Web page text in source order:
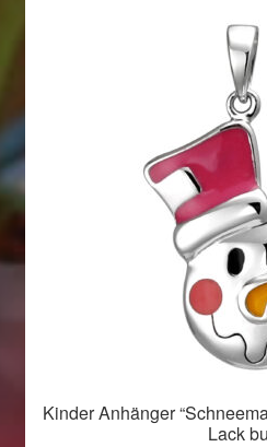
Valentinstag Geschenke
Vertrag widerrufen
Weihnachtsangebote 2015
Weihnachtsangebote 2016
Weihnachtsangebote 2017
Kinder Anhänger
Lack